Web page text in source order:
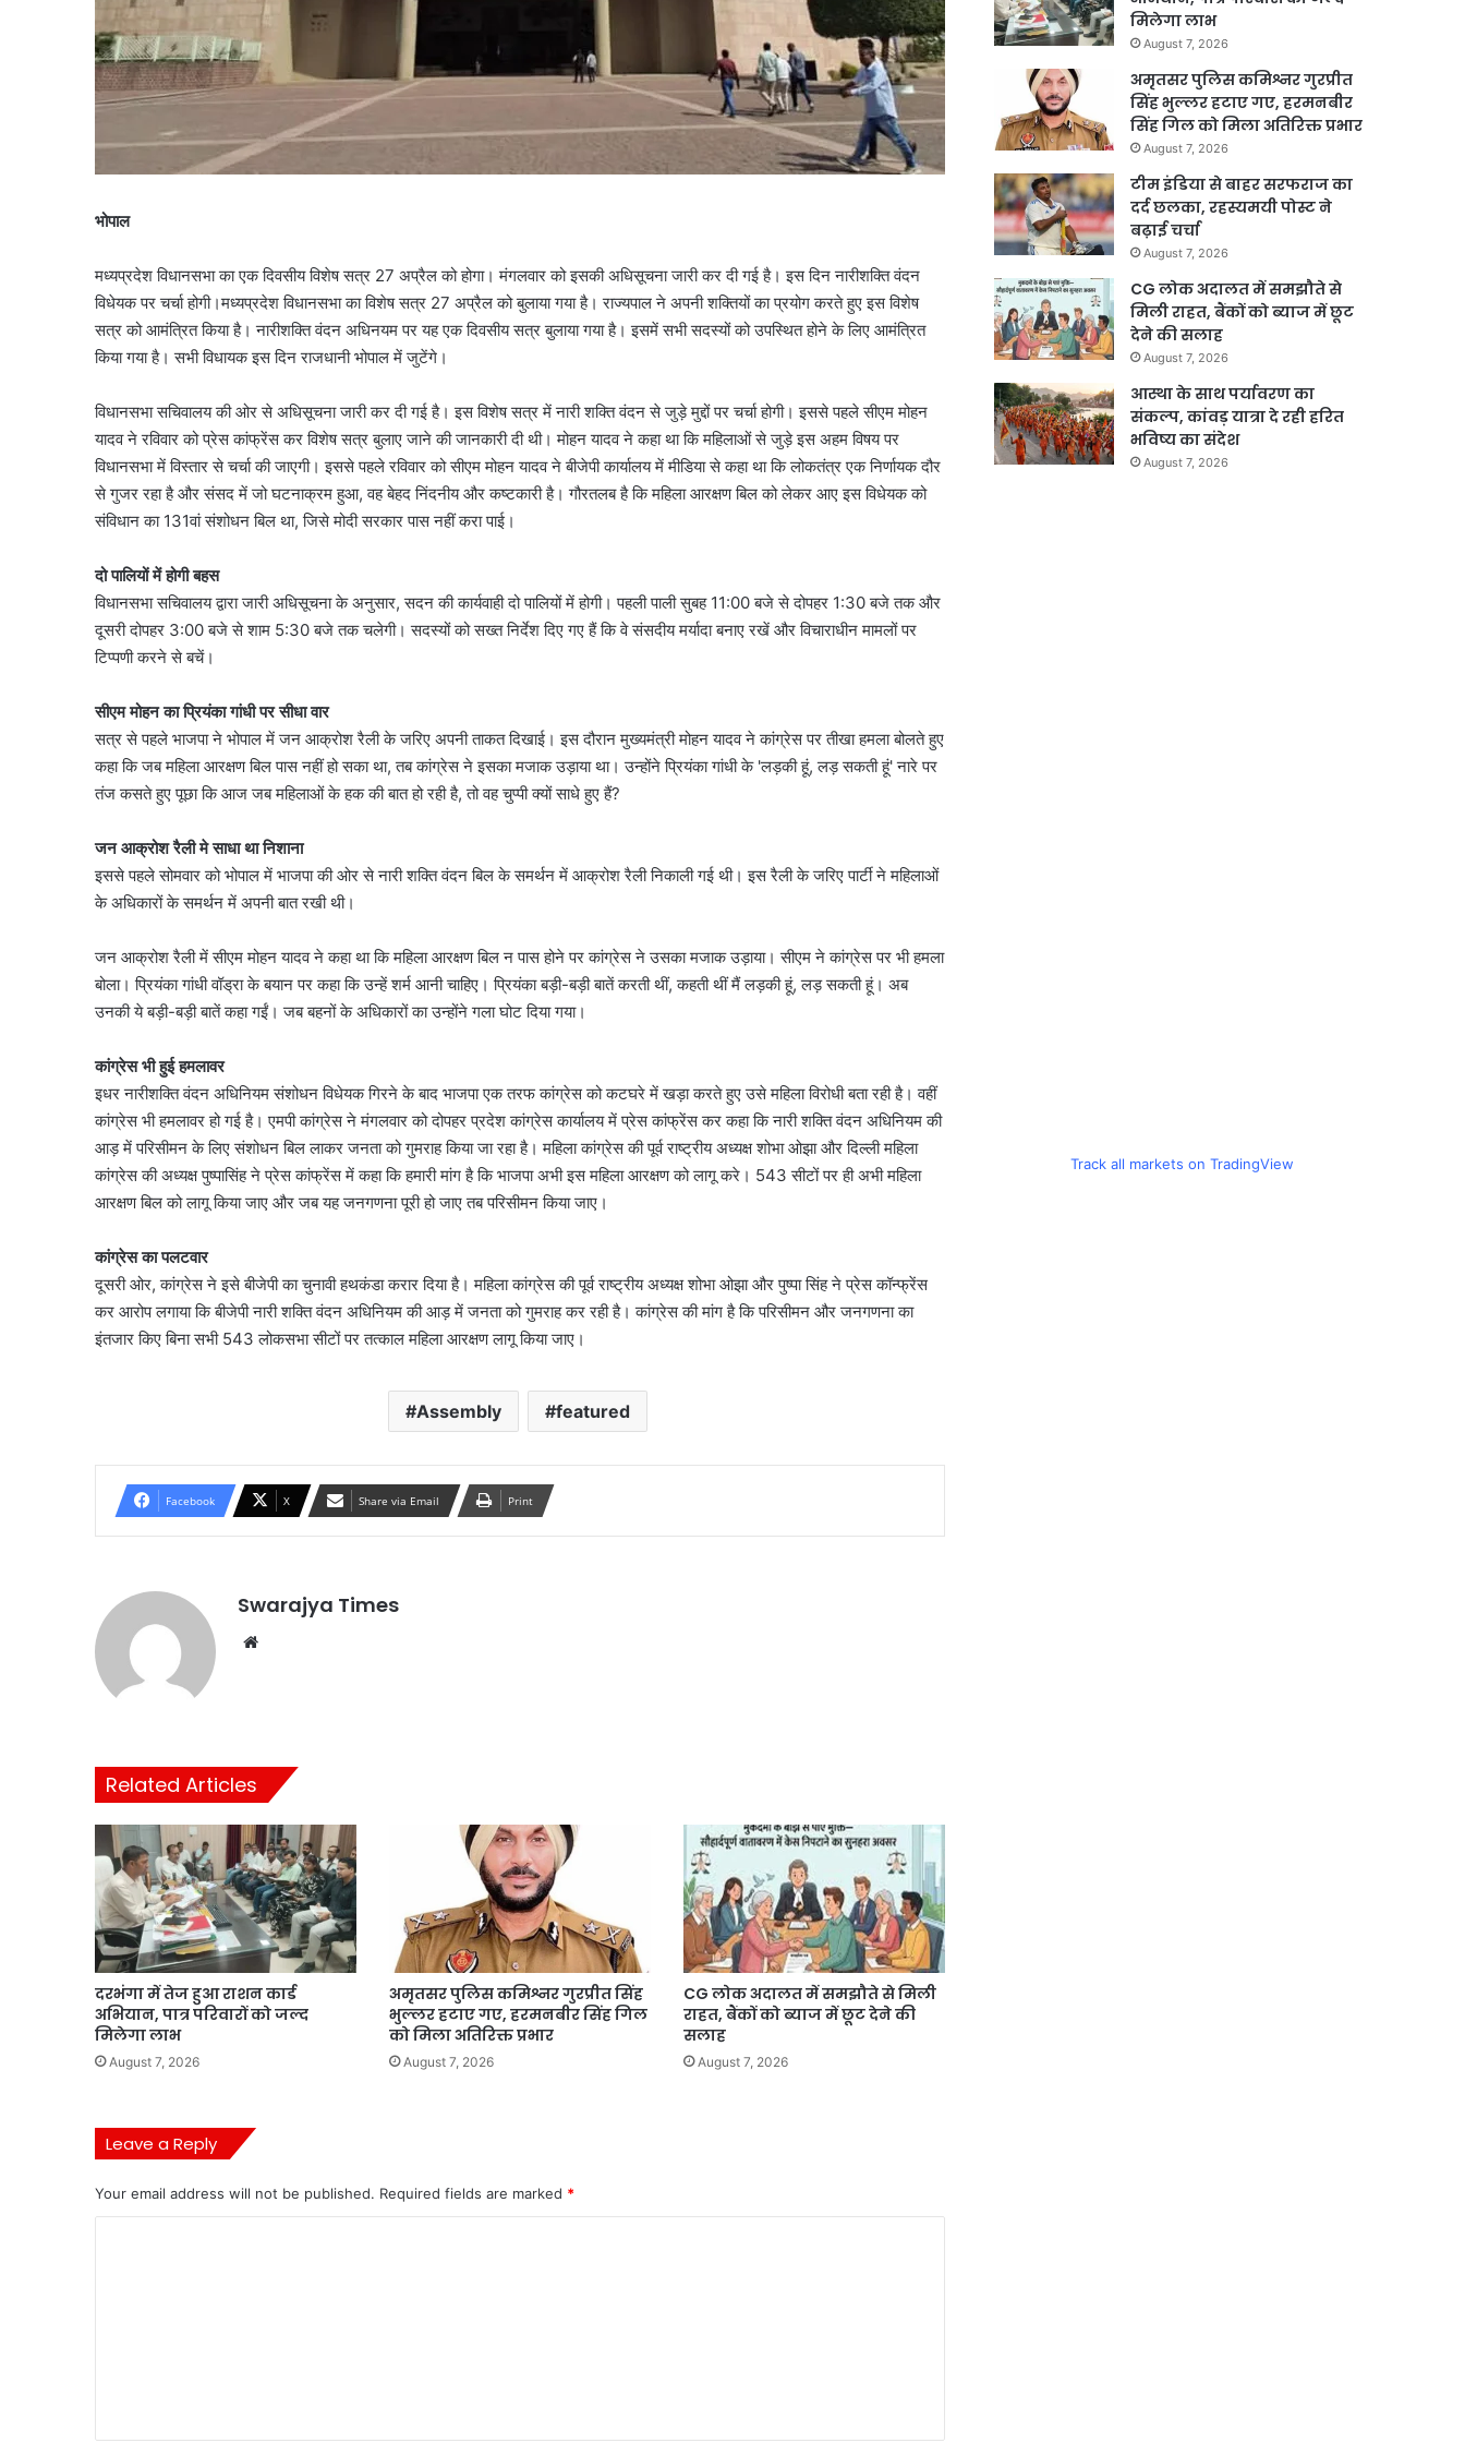
भोपाल
मध्यप्रदेश विधानसभा का एक दिवसीय विशेष सत्र 27 अप्रैल को होगा। मंगलवार को इसकी अधिसूचना जारी कर दी गई है। इस दिन नारीशक्ति वंदन
विधेयक पर चर्चा होगी।मध्यप्रदेश विधानसभा का विशेष सत्र 27 अप्रैल को बुलाया गया है। राज्यपाल ने अपनी शक्तियों का प्रयोग करते हुए इस विशेष
सत्र को आमंत्रित किया है। नारीशक्ति वंदन अधिनयम पर यह एक दिवसीय सत्र बुलाया गया है। इसमें सभी सदस्यों को उपस्थित होने के लिए आमंत्रित
किया गया है। सभी विधायक इस दिन राजधानी भोपाल में जुटेंगे।
विधानसभा सचिवालय की ओर से अधिसूचना जारी कर दी गई है। इस विशेष सत्र में नारी शक्ति वंदन से जुड़े मुद्दों पर चर्चा होगी। इससे पहले सीएम मोहन
यादव ने रविवार को प्रेस कांफ्रेंस कर विशेष सत्र बुलाए जाने की जानकारी दी थी। मोहन यादव ने कहा था कि महिलाओं से जुड़े इस अहम विषय पर
विधानसभा में विस्तार से चर्चा की जाएगी। इससे पहले रविवार को सीएम मोहन यादव ने बीजेपी कार्यालय में मीडिया से कहा था कि लोकतंत्र एक निर्णायक दौर
से गुजर रहा है और संसद में जो घटनाक्रम हुआ, वह बेहद निंदनीय और कष्टकारी है। गौरतलब है कि महिला आरक्षण बिल को लेकर आए इस विधेयक को
संविधान का 131वां संशोधन बिल था, जिसे मोदी सरकार पास नहीं करा पाई।
दो पालियों में होगी बहस
विधानसभा सचिवालय द्वारा जारी अधिसूचना के अनुसार, सदन की कार्यवाही दो पालियों में होगी। पहली पाली सुबह 11:00 बजे से दोपहर 1:30 बजे तक और
दूसरी दोपहर 3:00 बजे से शाम 5:30 बजे तक चलेगी। सदस्यों को सख्त निर्देश दिए गए हैं कि वे संसदीय मर्यादा बनाए रखें और विचाराधीन मामलों पर
टिप्पणी करने से बचें।
सीएम मोहन का प्रियंका गांधी पर सीधा वार
सत्र से पहले भाजपा ने भोपाल में जन आक्रोश रैली के जरिए अपनी ताकत दिखाई। इस दौरान मुख्यमंत्री मोहन यादव ने कांग्रेस पर तीखा हमला बोलते हुए
कहा कि जब महिला आरक्षण बिल पास नहीं हो सका था, तब कांग्रेस ने इसका मजाक उड़ाया था। उन्होंने प्रियंका गांधी के 'लड़की हूं, लड़ सकती हूं' नारे पर
तंज कसते हुए पूछा कि आज जब महिलाओं के हक की बात हो रही है, तो वह चुप्पी क्यों साधे हुए हैं?
जन आक्रोश रैली मे साधा था निशाना
इससे पहले सोमवार को भोपाल में भाजपा की ओर से नारी शक्ति वंदन बिल के समर्थन में आक्रोश रैली निकाली गई थी। इस रैली के जरिए पार्टी ने महिलाओं
के अधिकारों के समर्थन में अपनी बात रखी थी।
जन आक्रोश रैली में सीएम मोहन यादव ने कहा था कि महिला आरक्षण बिल न पास होने पर कांग्रेस ने उसका मजाक उड़ाया। सीएम ने कांग्रेस पर भी हमला
बोला। प्रियंका गांधी वॉड्रा के बयान पर कहा कि उन्हें शर्म आनी चाहिए। प्रियंका बड़ी-बड़ी बातें करती थीं, कहती थीं मैं लड़की हूं, लड़ सकती हूं। अब
उनकी ये बड़ी-बड़ी बातें कहा गईं। जब बहनों के अधिकारों का उन्होंने गला घोट दिया गया।
कांग्रेस भी हुई हमलावर
इधर नारीशक्ति वंदन अधिनियम संशोधन विधेयक गिरने के बाद भाजपा एक तरफ कांग्रेस को कटघरे में खड़ा करते हुए उसे महिला विरोधी बता रही है। वहीं
कांग्रेस भी हमलावर हो गई है। एमपी कांग्रेस ने मंगलवार को दोपहर प्रदेश कांग्रेस कार्यालय में प्रेस कांफ्रेंस कर कहा कि नारी शक्ति वंदन अधिनियम की
आड़ में परिसीमन के लिए संशोधन बिल लाकर जनता को गुमराह किया जा रहा है। महिला कांग्रेस की पूर्व राष्ट्रीय अध्यक्ष शोभा ओझा और दिल्ली महिला
कांग्रेस की अध्यक्ष पुष्पासिंह ने प्रेस कांफ्रेंस में कहा कि हमारी मांग है कि भाजपा अभी इस महिला आरक्षण को लागू करे। 543 सीटों पर ही अभी महिला
आरक्षण बिल को लागू किया जाए और जब यह जनगणना पूरी हो जाए तब परिसीमन किया जाए।
कांग्रेस का पलटवार
दूसरी ओर, कांग्रेस ने इसे बीजेपी का चुनावी हथकंडा करार दिया है। महिला कांग्रेस की पूर्व राष्ट्रीय अध्यक्ष शोभा ओझा और पुष्पा सिंह ने प्रेस कॉन्फ्रेंस
कर आरोप लगाया कि बीजेपी नारी शक्ति वंदन अधिनियम की आड़ में जनता को गुमराह कर रही है। कांग्रेस की मांग है कि परिसीमन और जनगणना का
इंतजार किए बिना सभी 543 लोकसभा सीटों पर तत्काल महिला आरक्षण लागू किया जाए।
Assembly featured
Facebook X Share via Email Print
Swarajya Times
Related Articles
दरभंगा में तेज हुआ राशन कार्ड
अभियान, पात्र परिवारों को जल्द
मिलेगा लाभ
August 7, 2026
अमृतसर पुलिस कमिश्नर गुरप्रीत सिंह
भुल्लर हटाए गए, हरमनबीर सिंह गिल
को मिला अतिरिक्त प्रभार
August 7, 2026
CG लोक अदालत में समझौते से मिली
राहत, बैंकों को ब्याज में छूट देने की
सलाह
August 7, 2026
Leave a Reply
Your email address will not be published. Required fields are marked *
मिलेगा लाभ
August 7, 2026
अमृतसर पुलिस कमिश्नर गुरप्रीत
सिंह भुल्लर हटाए गए, हरमनबीर
सिंह गिल को मिला अतिरिक्त प्रभार
August 7, 2026
टीम इंडिया से बाहर सरफराज का
दर्द छलका, रहस्यमयी पोस्ट ने
बढ़ाई चर्चा
August 7, 2026
CG लोक अदालत में समझौते से
मिली राहत, बैंकों को ब्याज में छूट
देने की सलाह
August 7, 2026
आस्था के साथ पर्यावरण का
संकल्प, कांवड़ यात्रा दे रही हरित
भविष्य का संदेश
August 7, 2026
Track all markets on TradingView